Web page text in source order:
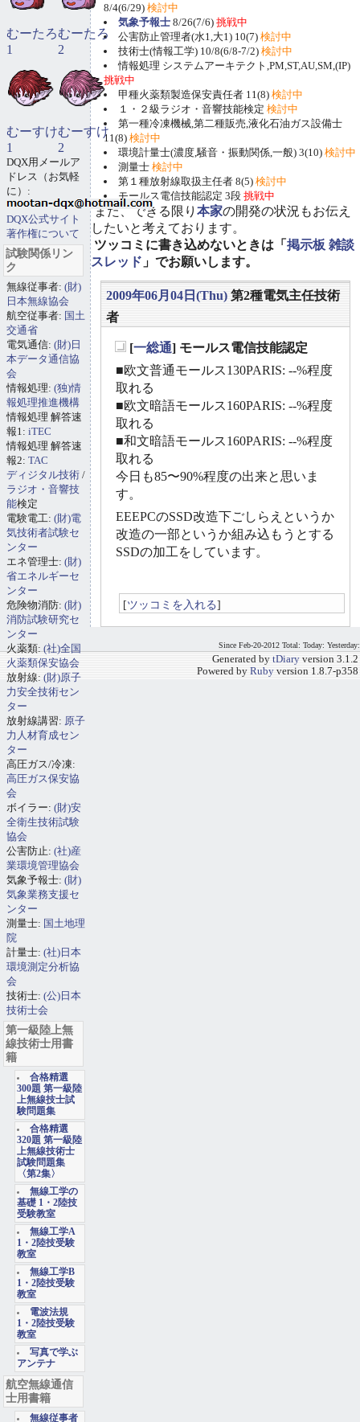
8/4(6/29) 検討中
気象予報士 8/26(7/6) 挑戦中
公害防止管理者(水1,大1) 10(7) 検討中
技術士(情報工学) 10/8(6/8-7/2) 検討中
情報処理 システムアーキテクト,PM,ST,AU,SM,(IP)
挑戦中
甲種火薬類製造保安責任者 11(8) 検討中
１・２級ラジオ・音響技能検定 検討中
第一種冷凍機械,第二種販売,液化石油ガス設備士
11(8) 検討中
環境計量士(濃度,騒音・振動関係,一般) 3(10) 検討中
測量士 検討中
第１種放射線取扱主任者 8(5) 検討中
モールス電信技能認定 3段 挑戦中
また、できる限り 本家の開発の状況もお伝え
したいと考えております。
ツッコミに書き込めないときは「 掲示板 雑談
スレッド 」でお願いします。
2009年06月04日(Thu) 第2種電気主任技術
者
[一総通] モールス電信技能認定
■欧文普通モールス130PARIS: --%程度
取れる
■欧文暗語モールス160PARIS: --%程度
取れる
■和文暗語モールス160PARIS: --%程度
取れる
今日も85〜90%程度の出来と思いま
す。
EEEPCのSSD改造下ごしらえというか
改造の一部というか組み込もうとする
SSDの加工をしています。
[ツッコミを入れる]
むーたろ
1
むーたろ
2
むーすけ
1
むーすけ
2
DQX用メールア
ドレス（お気軽
に）:
DQX公式サイト
著作権について
試験関係リン
ク
無線従事者: (財)
日本無線協会
航空従事者: 国土
交通省
電気通信: (財)日
本データ通信協
会
情報処理: (独)情
報処理推進機構
情報処理 解答速
報1: iTEC
情報処理 解答速
報2: TAC
ディジタル技術 /
ラジオ・音響技
能検定
電験電工: (財)電
気技術者試験セ
ンター
エネ管理士: (財)
省エネルギーセ
ンター
危険物消防: (財)
消防試験研究セ
ンター
火薬類:(社)全国
火薬類保安協会
放射線: (財)原子
力安全技術セン
ター
放射線講習: 原子
力人材育成セン
ター
高圧ガス/冷凍:
高圧ガス保安協
会
ボイラー: (財)安
全衛生技術試験
協会
公害防止: (社)産
業環境管理協会
気象予報士: (財)
気象業務支援セ
ンター
測量士: 国土地理
院
計量士: (社)日本
環境測定分析協
会
技術士: (公)日本
技術士会
第一級陸上無
線技術士用書
籍
合格精選
300題 第一級陸
上無線技士試
験問題集
合格精選
320題 第一級陸
上無線技術士
試験問題集
〈第2集〉
無線工学の
基礎 1・2陸技
受験教室
無線工学A
1・2陸技受験
教室
無線工学B
1・2陸技受験
教室
電波法規
1・2陸技受験
教室
写真で学ぶ
アンテナ
航空無線通信
士用書籍
無線従事者
Since Feb-20-2012 Total: Today: Yesterday:
Generated by tDiary version 3.1.2
Powered by Ruby version 1.8.7-p358